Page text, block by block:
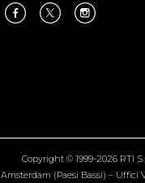
Copyright © 1999-2026 RTI
Amsterdam (Paesi Bassi) – Uffici